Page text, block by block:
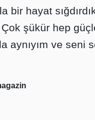
bir hayat
şükür hep
aynıyım ve seni